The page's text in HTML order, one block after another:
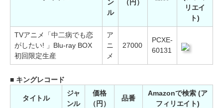
ン
ル
（円）
リエイ
ト)
TVアニメ「中二病でも恋
がしたい! 」Blu-ray BOX
初回限定生産
ア
ニ
メ
27000
PCXE-
60131
■ キングレコード
タイトル
ジャ
ンル
価格
（円）
品番
Amazonで検索 (ア
フィリエイト)